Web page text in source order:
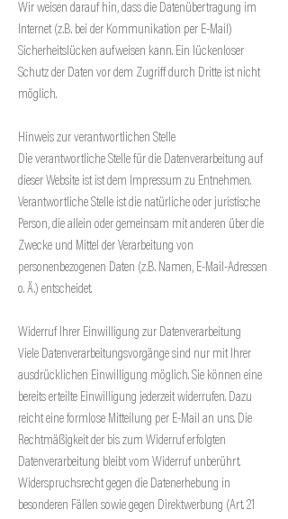
Wir weisen darauf hin, dass die Datenübertragung im
Internet (z.B. bei der Kommunikation per E-Mail)
Sicherheitslücken aufweisen kann. Ein lückenloser
Schutz der Daten vor dem Zugriff durch Dritte ist nicht
möglich.
Hinweis zur verantwortlichen Stelle
Die verantwortliche Stelle für die Datenverarbeitung auf
dieser Website ist ist dem Impressum zu Entnehmen.
Verantwortliche Stelle ist die natürliche oder juristische
Person, die allein oder gemeinsam mit anderen über die
Zwecke und Mittel der Verarbeitung von
personenbezogenen Daten (z.B. Namen, E-Mail-Adressen
o. Ä.) entscheidet.
Widerruf Ihrer Einwilligung zur Datenverarbeitung
Viele Datenverarbeitungsvorgänge sind nur mit Ihrer
ausdrücklichen Einwilligung möglich. Sie können eine
bereits erteilte Einwilligung jederzeit widerrufen. Dazu
reicht eine formlose Mitteilung per E-Mail an uns. Die
Rechtmäßigkeit der bis zum Widerruf erfolgten
Datenverarbeitung bleibt vom Widerruf unberührt.
Widerspruchsrecht gegen die Datenerhebung in
besonderen Fällen sowie gegen Direktwerbung (Art. 21